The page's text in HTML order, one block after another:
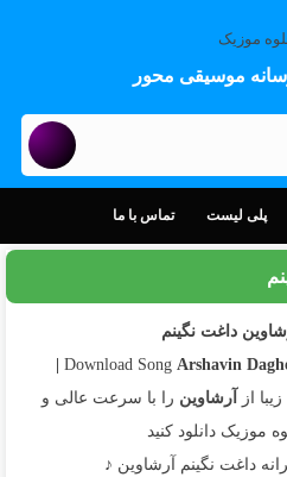
موسیقی محور
پلی لیست تماس با ما
داغت نگینم
Arshavin
از
آرشاوین را با سرعت عالی و
موزیک دانلود کنید
داغت نگینم آرشاوین ♪